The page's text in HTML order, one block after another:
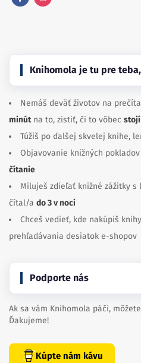
Knihomola je tu pre
Nemáš deväť životov na
minútna to, zistiť, či to vôbec stojí
Túžiš po ďalšej skvelej knihe,
Objavovanie knižných
čítanie
Miluješ zdieľať knižné zážitky
čítal/a do 3 v noci
Chceš vedieť, kde nakúpiš knihy
prehľadávania desiatok e-shopov
Podporte nás
Ak sa vám Knihomola páči,
Ďakujeme!
Kúpte nám kávu